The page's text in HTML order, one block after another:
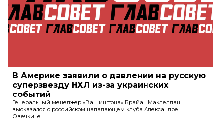
В Америке заявили о давлении на русскую
суперзвезду НХЛ из-за украинских
событий
Генеральный менеджер «Вашингтона» Брайан Маклеллан
высказался о российском нападающем клуба Александре
Овечкине.